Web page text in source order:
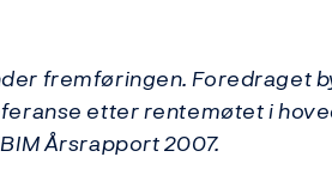
fremføringen. Foredraget
etter rentemøtet i
Årsrapport 2007.